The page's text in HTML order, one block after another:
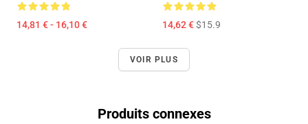
14,81 € - 16,10 € 14,62 €$15.9
VOIR PLUS
Produits connexes